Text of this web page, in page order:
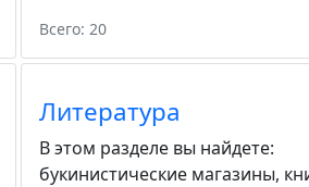
Всего: 20
Литература
В этом разделе вы найдете:
букинистические магазины,